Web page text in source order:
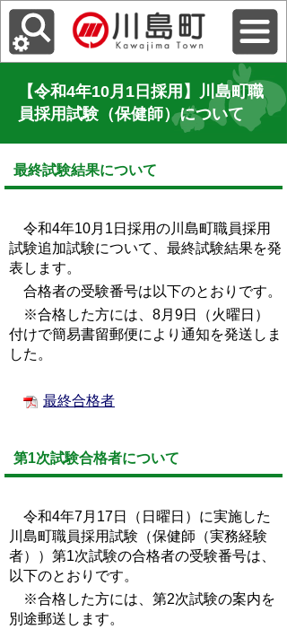
【令和4年10月1日採用】川島町職
員採用試験（保健師）について
最終試験結果について
令和4年10月1日採用の川島町職員採用
試験追加試験について、最終試験結果を発
表します。
合格者の受験番号は以下のとおりです。
※合格した方には、8月9日（火曜日）
付けで簡易書留郵便により通知を発送しま
した。
最終合格者
第1次試験合格者について
令和4年7月17日（日曜日）に実施した
川島町職員採用試験（保健師（実務経験
者））第1次試験の合格者の受験番号は、
以下のとおりです。
※合格した方には、第2次試験の案内を
別途郵送します。